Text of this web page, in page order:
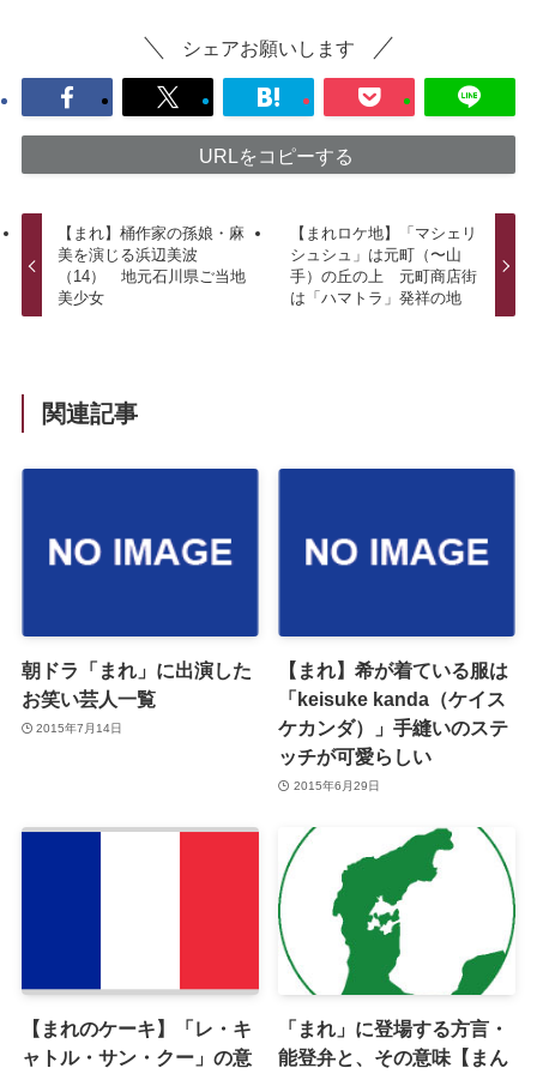
シェアお願いします
URLをコピーする
【まれ】桶作家の孫娘・麻
美を演じる浜辺美波
（14） 地元石川県ご当地
美少女
【まれロケ地】「マシェリ
シュシュ」は元町（〜山
手）の丘の上 元町商店街
は「ハマトラ」発祥の地
関連記事
朝ドラ「まれ」に出演した
お笑い芸人一覧
2015年7月14日
【まれ】希が着ている服は
「keisuke kanda（ケイス
ケカンダ）」手縫いのステ
ッチが可愛らしい
2015年6月29日
【まれのケーキ】「レ・キ
ャトル・サン・クー」の意
「まれ」に登場する方言・
能登弁と、その意味【まん